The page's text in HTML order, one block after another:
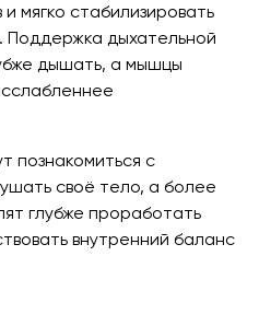
мягко стабилизировать
Поддержка дыхательной
дышать, а мышцы
познакомиться с
своё тело, а более
глубже проработать
внутренний баланс